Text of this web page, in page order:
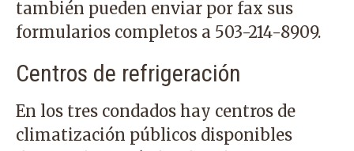
también pueden enviar por fax sus
formularios completos a 503-214-8909.
Centros de refrigeración
En los tres condados hay centros de
climatización públicos disponibles